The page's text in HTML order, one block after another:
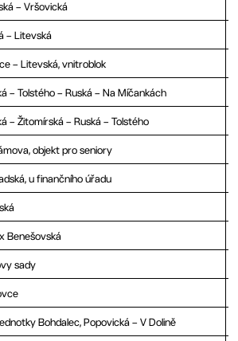
– Vršovická
– Litevská
– Litevská, vnitroblok
– Tolstého – Ruská – Na Míčankách
– Žitomírská – Ruská – Tolstého
objekt pro seniory
u finančního úřadu
Benešovská
sady
Bohdalec, Popovická – V Dolině